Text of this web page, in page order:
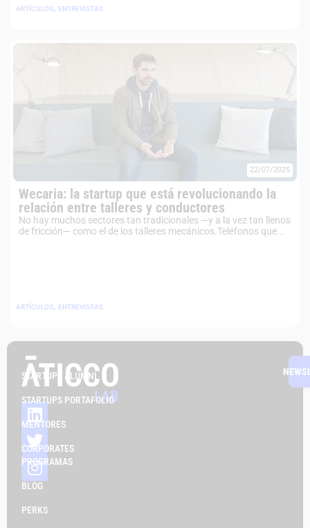
ARTÍCULOS, ENTREVISTAS
22/07/2025
Wecaria: la startup que está revolucionando la
relación entre talleres y conductores
No hay muchos sectores tan tradicionales —y a la vez tan llenos
de fricción— como el de los talleres mecánicos.Teléfonos que...
ARTÍCULOS, ENTREVISTAS
STARTUPS ALUMNI
STARTUPS PORTAFOLIO
MENTORES
CORPORATES
PROGRAMAS
BLOG
PERKS